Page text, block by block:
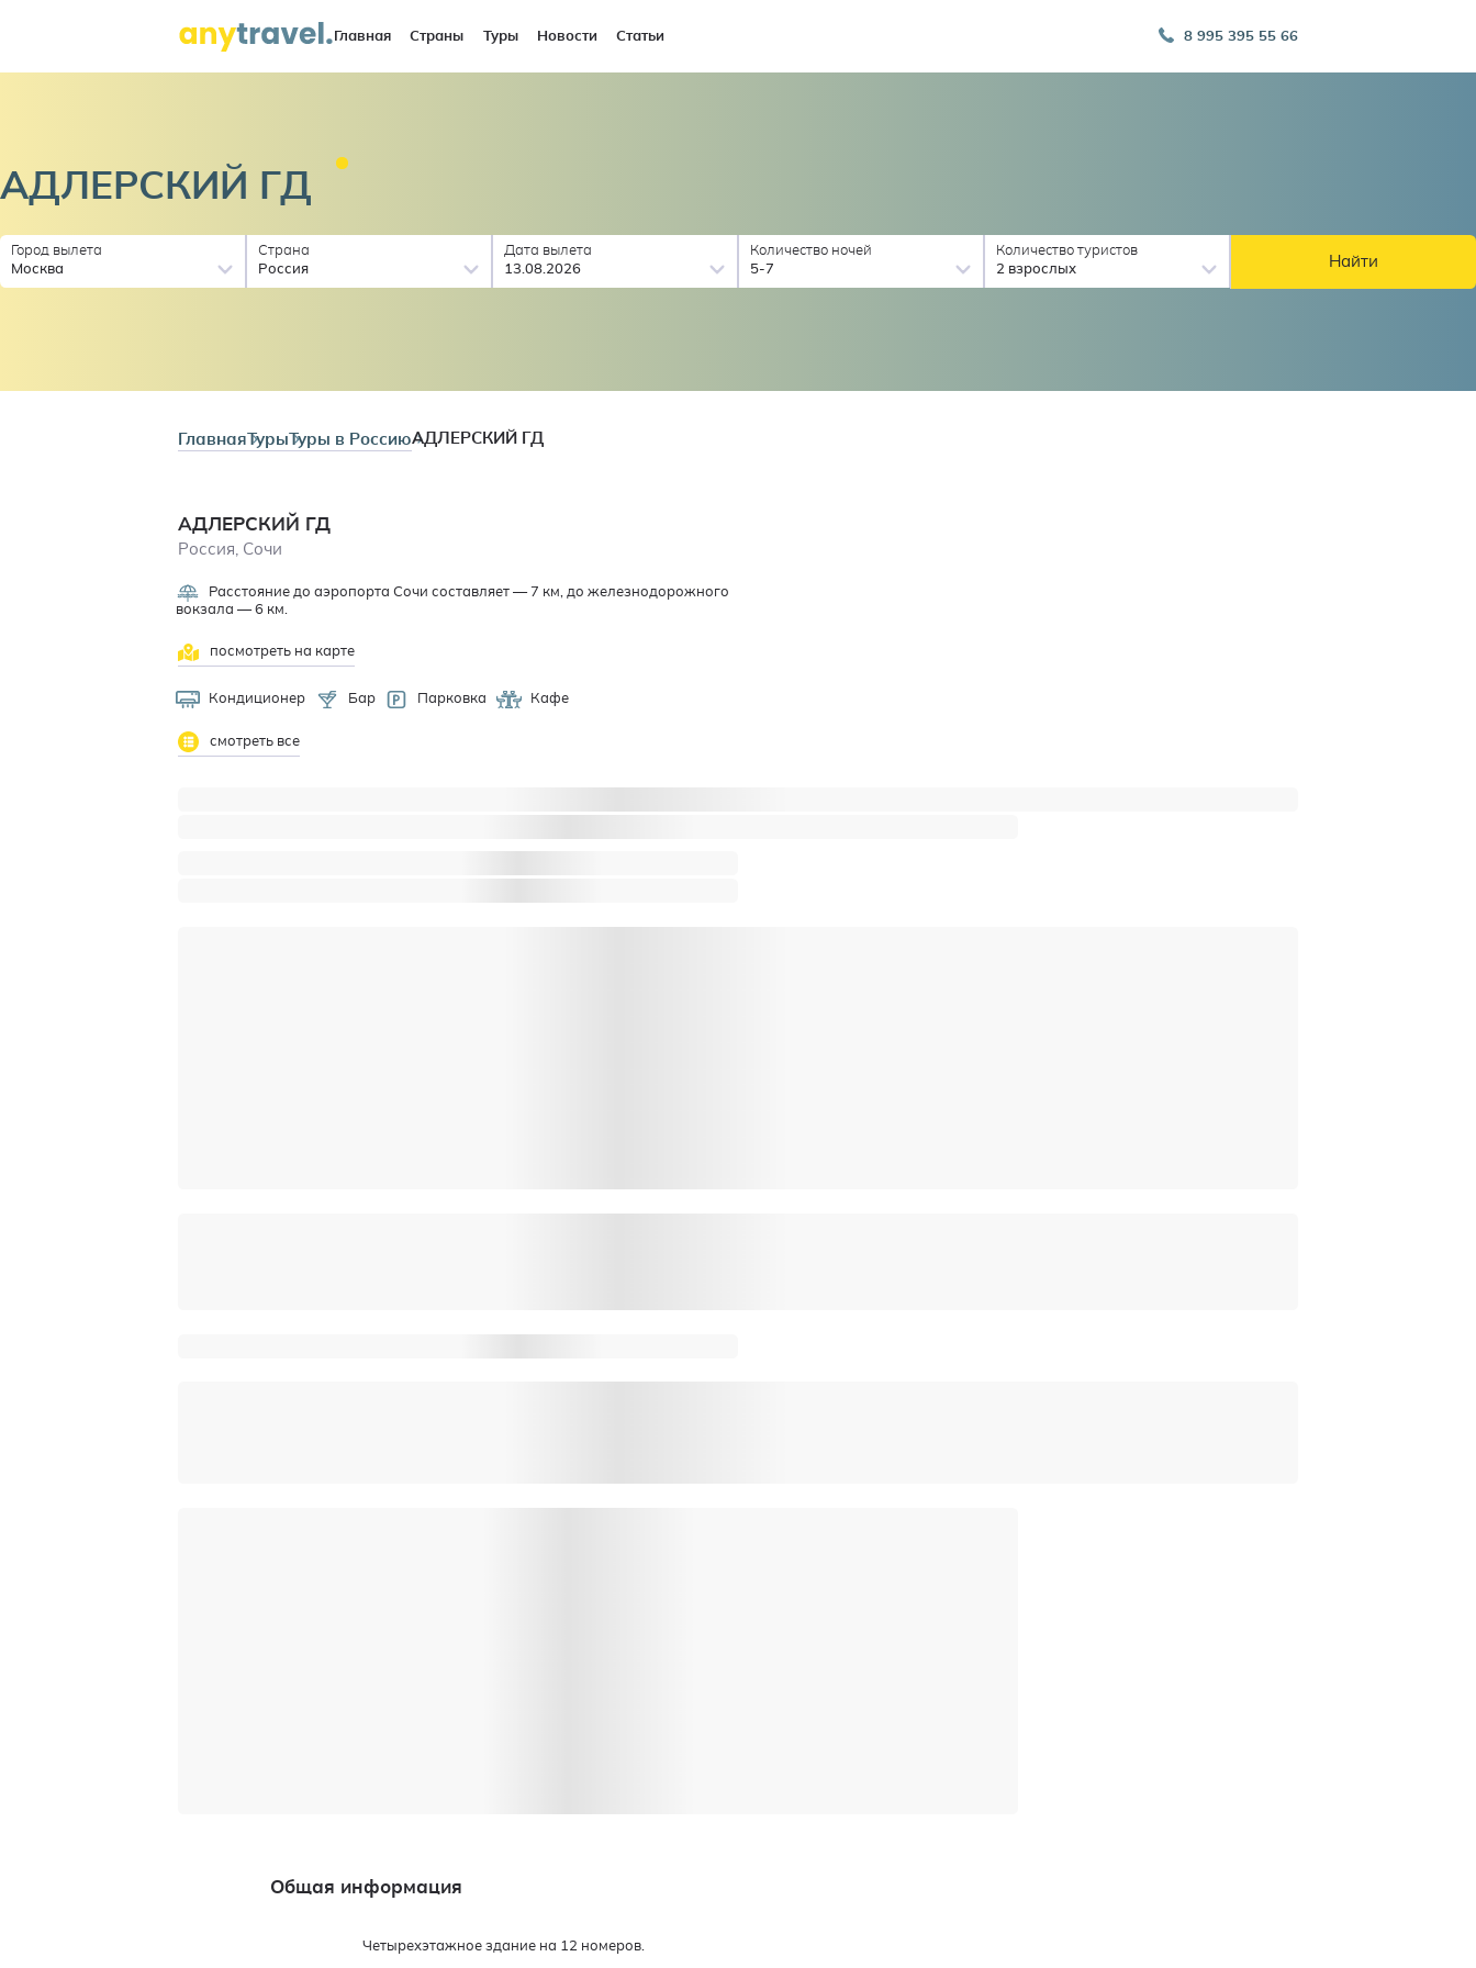
Главная Страны Туры Новости Статьи 8 995 395 55 66
АДЛЕРСКИЙ ГД
Город вылета
Москва
Страна
Россия
Дата вылета
13.08.2026
Количество ночей
5-7
Количество туристов
2 взрослых
Найти
ГлавнаяТурыТуры в РоссиюАДЛЕРСКИЙ ГД
АДЛЕРСКИЙ ГД
Россия, Сочи
Расстояние до аэропорта Сочи составляет — 7 км, до железнодорожного
вокзала — 6 км.
посмотреть на карте
Кондиционер Бар Парковка Кафе
смотреть все
Общая информация
Четырехэтажное здание на 12 номеров.